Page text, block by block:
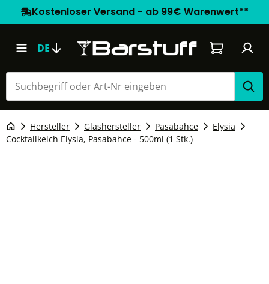
Kostenloser Versand - ab 99€ Warenwert**
DE Warenkorb
Hersteller Glashersteller Pasabahce
Elysia
Cocktailkelch Elysia, Pasabahce - 500ml (1 Stk.)